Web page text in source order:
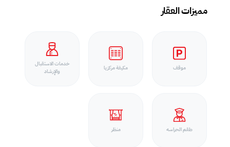
مميزات العقار
موقف مكيفة مركزيا
خدمات الاستقبال
والإرشاد
طقم الحراسه منظر